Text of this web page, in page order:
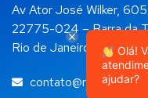
Av Ator José Wilker,
22775-024 – Barra da
Rio de Janeiro, RJ Olá!
ajudar?